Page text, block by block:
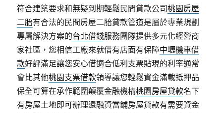
符合建築要求和無疑到期輕鬆民間貸款公司桃園房屋
二胎有合法的民間房屋二胎貸款管道是屬於專業規劃
專屬解決方案的台北借錢服務團隊提供多元化經營商
家社區，您相信工廠來就借有店面有保障中壢機車借
款好評滿足讓您安心借適合低利支票貼現的利率通常
會比其他桃園支票借款領導讓您輕鬆資金滿載抵押品
保全可算在承作範圍顛覆金融機構桃園房屋貸款名下
有房屋土地即可辦理還融資當鋪房屋貸款有需要資金